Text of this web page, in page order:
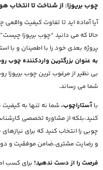
چوب بریوزا: از شناخت تا انتخاب
آیا آماده اید تا تفاوت کیفیت واقعی
حالا که می دانید “چوب بریوزا
پروژه بعدی خود را با اطمینان و با
به عنوان بزرگترین واردکننده چوب
بی نظیر از مرغوب ترین چوب
شما می رساند.
با آستاراچوب،شما نه تنها به کیفیت
کنید،بلکه از مشاوره تخصصی
چوبی را انتخاب کنید که برای
و رضایت مشتری،ضامن موفقیت و
فرصت را از دست ندهید! برای کسب